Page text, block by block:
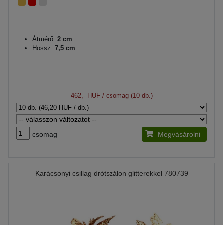
Átmérő: 2 cm
Hossz: 7,5 cm
462,- HUF/ csomag (10 db.)
csomag Megvásárolni
Karácsonyi csillag drótszálon glitterekkel 780739